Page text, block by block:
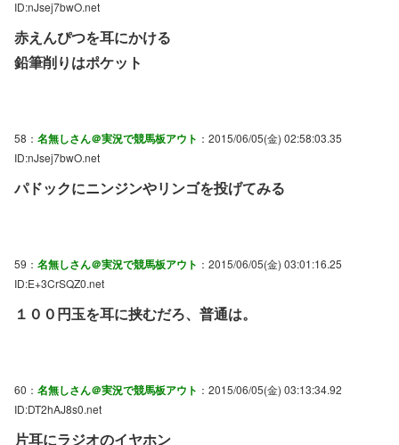
ID:nJsej7bwO.net
赤えんぴつを耳にかける
鉛筆削りはポケット
58： 名無しさん＠実況で競馬板アウト ：2015/06/05(金) 02:58:03.35
ID:nJsej7bwO.net
パドックにニンジンやリンゴを投げてみる
59： 名無しさん＠実況で競馬板アウト ：2015/06/05(金) 03:01:16.25
ID:E+3CrSQZ0.net
１００円玉を耳に挟むだろ、普通は。
60： 名無しさん＠実況で競馬板アウト ：2015/06/05(金) 03:13:34.92
ID:DT2hAJ8s0.net
片耳にラジオのイヤホン